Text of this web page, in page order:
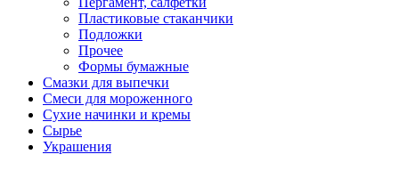
Пластиковые стаканчики
Подложки
Прочее
Формы бумажные
Смазки для выпечки
Смеси для мороженного
Сухие начинки и кремы
Сырье
Украшения